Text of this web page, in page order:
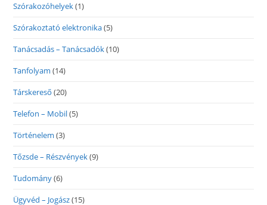
Szórakozóhelyek(1)
Szórakoztató elektronika(5)
Tanácsadás – Tanácsadók(10)
Tanfolyam (14)
Társkereső (20)
Telefon – Mobil(5)
Történelem (3)
Tőzsde – Részvények(9)
Tudomány(6)
Ügyvéd – Jogász(15)